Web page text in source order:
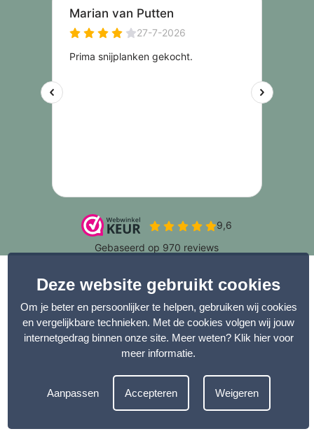
Deze website gebruikt cookies
Om je beter en persoonlijker te helpen, gebruiken wij cookies
en vergelijkbare technieken. Met de cookies volgen wij jouw
internetgedrag binnen onze site. Meer weten? Klik hier voor
meer informatie.
Aanpassen Accepteren Weigeren